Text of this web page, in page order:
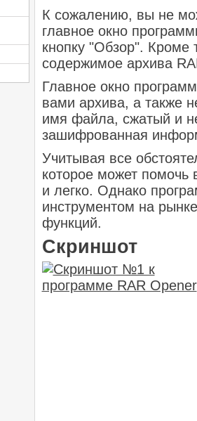
К сожалению, вы не
главное окно
кнопку "Обзор". Кроме
содержимое архива
Главное окно
вами архива, а также
имя файла, сжатый и
зашифрованная
Учитывая все
которое может
и легко. Однако
инструментом на
функций.
Скриншот